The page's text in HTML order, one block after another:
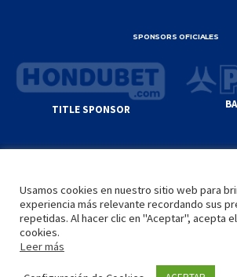
SPONSORS OFICIALES
TITLE SPONSOR
YOUTUBE
PRIVACY POLICY
INICIO
Usamos cookies en nuestro sitio web para
experiencia más relevante recordando sus
repetidas. Al hacer clic en "Aceptar", acepta
cookies.
Leer más